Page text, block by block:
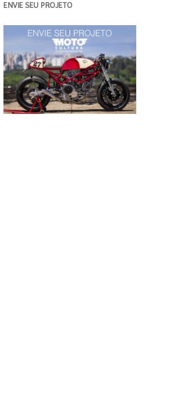
ENVIE SEU PROJETO